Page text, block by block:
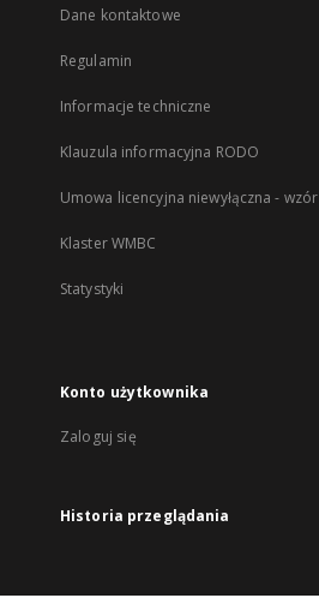
Dane kontaktowe
Regulamin
Informacje techniczne
Klauzula informacyjna RODO
Umowa licencyjna niewyłączna - wzór
Klaster WMBC
Statystyki
Konto użytkownika
Zaloguj się
Historia przeglądania